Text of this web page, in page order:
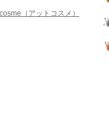
（アットコスメ）